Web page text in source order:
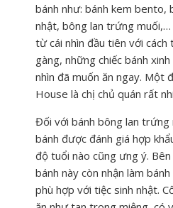
bánh như: bánh kem bento,
nhật, bông lan trứng
từ cái nhìn đầu tiên với
gàng, những chiếc bánh
nhìn đã muốn ăn ngay. Một
House là chị chủ quán rất
Đối với bánh bông lan trứng
bánh được đánh giá hợp
độ tuổi nào cũng ưng ý.
bánh này còn nhận làm
phù hợp với tiệc sinh nhật.